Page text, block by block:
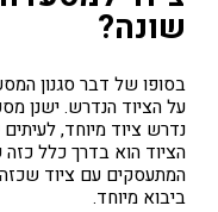
שונה?
בסופו של דבר סגנון
על הציוד הנדרש. ישנן
נדרש ציוד מיוחד,
הציוד הוא בדרך כלל
המתעסקים עם ציוד
ביבוא מיוחד.